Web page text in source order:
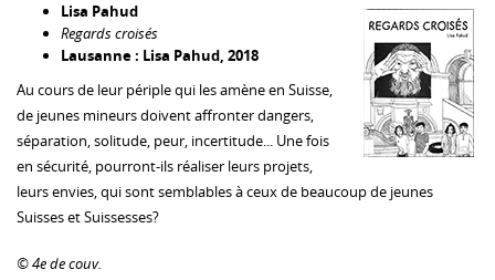
Lisa Pahud
Regards croisés
Lausanne : Lisa Pahud, 2018
Au cours de leur périple qui les amène en Suisse,
de jeunes mineurs doivent affronter dangers,
séparation, solitude, peur, incertitude... Une fois
en sécurité, pourront-ils réaliser leurs projets,
leurs envies, qui sont semblables à ceux de beaucoup de jeunes
Suisses et Suissesses?
© 4e de couv.